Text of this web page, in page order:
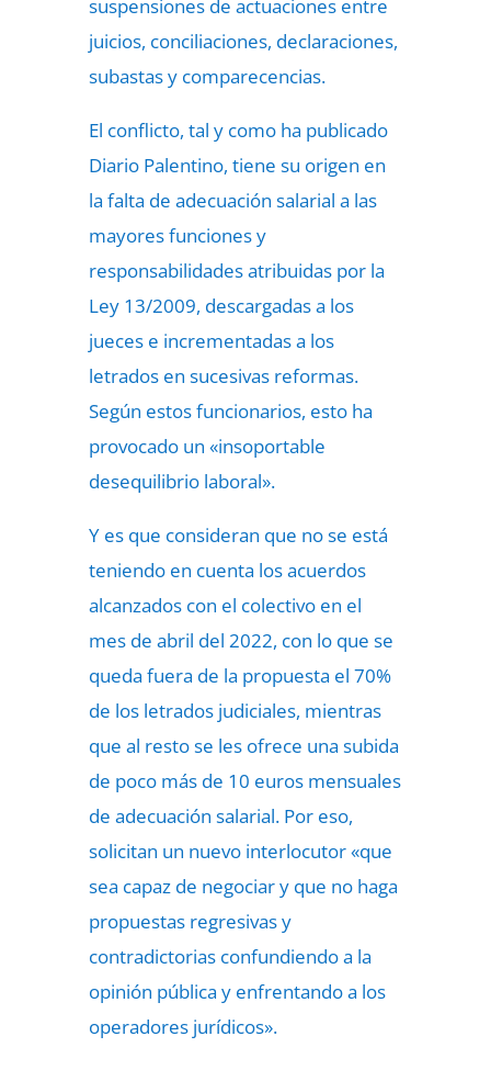
suspensiones de actuaciones entre
juicios, conciliaciones, declaraciones,
subastas y comparecencias.
El conflicto, tal y como ha publicado
Diario Palentino, tiene su origen en
la falta de adecuación salarial a las
mayores funciones y
responsabilidades atribuidas por la
Ley 13/2009, descargadas a los
jueces e incrementadas a los
letrados en sucesivas reformas.
Según estos funcionarios, esto ha
provocado un «insoportable
desequilibrio laboral».
Y es que consideran que no se está
teniendo en cuenta los acuerdos
alcanzados con el colectivo en el
mes de abril del 2022, con lo que se
queda fuera de la propuesta el 70%
de los letrados judiciales, mientras
que al resto se les ofrece una subida
de poco más de 10 euros mensuales
de adecuación salarial. Por eso,
solicitan un nuevo interlocutor «que
sea capaz de negociar y que no haga
propuestas regresivas y
contradictorias confundiendo a la
opinión pública y enfrentando a los
operadores jurídicos».